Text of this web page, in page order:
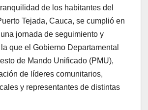
de los habitantes del
Tejada, Cauca, se cumplió en
jornada de seguimiento y
que el Gobierno Departamental
de Mando Unificado (PMU),
de líderes comunitarios,
y representantes de distintas